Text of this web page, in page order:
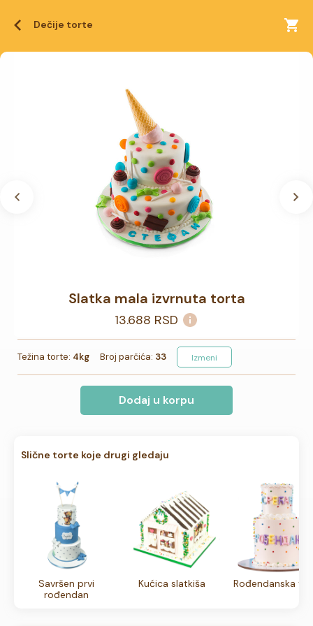
Dečije torte
Slatka mala izvrnuta torta
13.688 RSD
Težina torte: 4kg Broj parčića: 33 Izmeni
Dodaj u korpu
Slične torte koje drugi gledaju
Savršen prvi
rođendan
Kućica slatkiša Rođendanska